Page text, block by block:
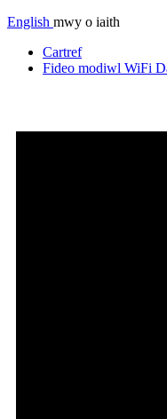
English mwy o iaith
Cartref
Fideo modiwl WiFi